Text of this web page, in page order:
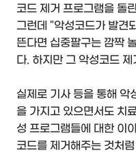
코드 제거 프로그램을 돌
그런데 "악성코드가 발견
뜬다면 십중팔구는 깜짝
다. 하지만 그 악성코드
실제로 기사 등을 통해 악
을 가지고 있으면서도 치
성 프로그램들에 대한 이
코드를 제거해주는 것처